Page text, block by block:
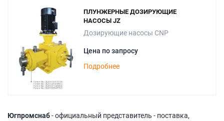
ПЛУНЖЕРНЫЕ ДОЗИРУЮЩИЕ
НАСОСЫ JZ
Дозирующие насосы CNP
Цена по запросу
Подробнее
Югпромснаб- официальный представитель - поставка,